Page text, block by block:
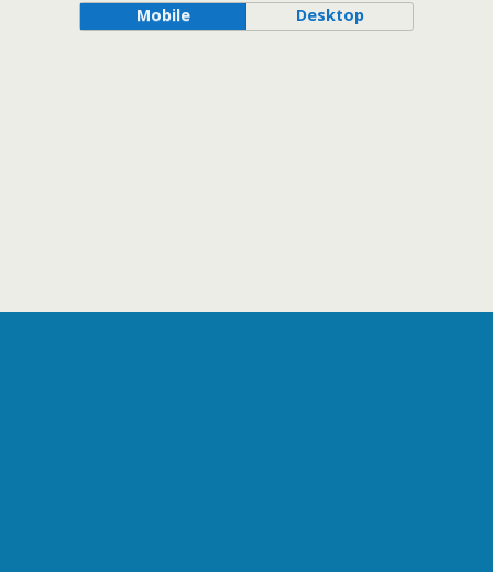
Mobile Desktop